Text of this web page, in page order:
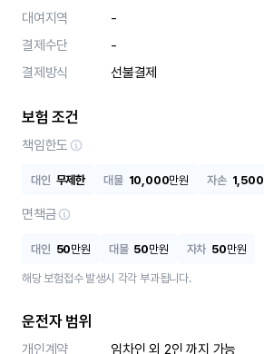
대여지역
-
결제수단
-
결제방식
선불결제
보험 조건
책임한도
대인 무제한 대물 10,000만원 자손 1,500
면책금
대인 50만원 대물 50만원 자차 50만원
해당 보험접수 발생시 각각 부과됩니다.
운전자 범위
개인계약
임차인 외 2인 까지 가능